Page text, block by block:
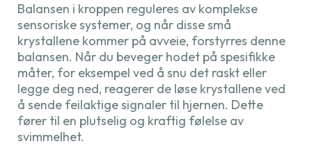
Balansen i kroppen reguleres av komplekse
sensoriske systemer, og når disse små
krystallene kommer på avveie, forstyrres denne
balansen. Når du beveger hodet på spesifikke
måter, for eksempel ved å snu det raskt eller
legge deg ned, reagerer de løse krystallene ved
å sende feilaktige signaler til hjernen. Dette
fører til en plutselig og kraftig følelse av
svimmelhet.